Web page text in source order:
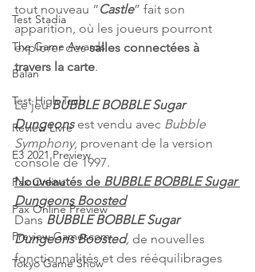
Test Stadia
The Game Awards
Balan
Test High Tech
Review Livre
E3 2021 Preview
Pax Online
Pax Online Preview
Preview Gamescom
Tokyo Game Show
tout nouveau “Castle” fait son
apparition, où les joueurs pourront
explorer des salles connectées à
travers la carte.
Le jeu BUBBLE BOBBLE Sugar
Dungeons est vendu avec Bubble
Symphony, provenant de la version
console de 1997.
Nouveautés de BUBBLE BOBBLE Sugar
Dungeons Boosted
Dans BUBBLE BOBBLE Sugar
Dungeons Boosted, de nouvelles
fonctionnalités et des rééquilibrages